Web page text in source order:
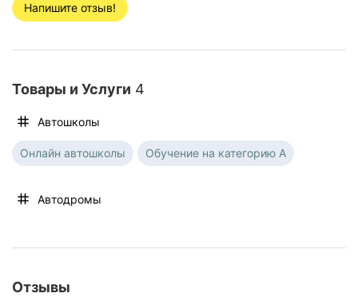
Напишите отзыв!
Товары и Услуги 4
Автошколы
Онлайн автошколы Обучение на категорию A
Автодромы
Отзывы